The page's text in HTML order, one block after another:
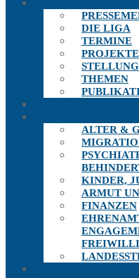
DIE LIGA
TERMINE
PROJEKTE
THEMEN
ALTER &
KINDER,
ARMUT
FINANZEN